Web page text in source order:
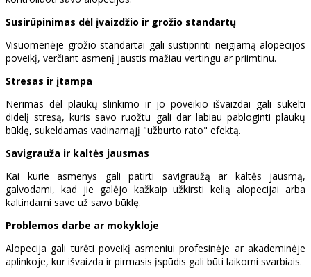
Susirūpinimas dėl įvaizdžio ir grožio standartų
Visuomenėje grožio standartai gali sustiprinti neigiamą alopecijos
poveikį, verčiant asmenį jaustis mažiau vertingu ar priimtinu.
Stresas ir įtampa
Nerimas dėl plaukų slinkimo ir jo poveikio išvaizdai gali sukelti
didelį stresą, kuris savo ruožtu gali dar labiau pabloginti plaukų
būklę, sukeldamas vadinamąjį "užburto rato" efektą.
Savigrauža ir kaltės jausmas
Kai kurie asmenys gali patirti savigraužą ar kaltės jausmą,
galvodami, kad jie galėjo kažkaip užkirsti kelią alopecijai arba
kaltindami save už savo būklę.
Problemos darbe ar mokykloje
Alopecija gali turėti poveikį asmeniui profesinėje ar akademinėje
aplinkoje, kur išvaizda ir pirmasis įspūdis gali būti laikomi svarbiais.